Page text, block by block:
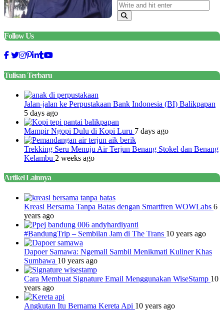
Follow Us
Tulisan Terbaru
Jalan-jalan ke Perpustakaan Bank Indonesia (BI) Balikpapan
5 days ago
Mampir Ngopi Dulu di Kopi Luru 7 days ago
Trekking Seru Menuju Air Terjun Benang Stokel dan Benang
Kelambu 2 weeks ago
Artikel Lainnya
Kreasi Bersama Tanpa Batas dengan Smartfren WOWLabs 6
years ago
#BandungTrip – Sembilan Jam di The Trans 10 years ago
Dapoer Samawa: Ngemall Sambil Menikmati Kuliner Khas
Sumbawa 10 years ago
Cara Membuat Signature Email Menggunakan WiseStamp 10
years ago
Angkutan Itu Bernama Kereta Api 10 years ago